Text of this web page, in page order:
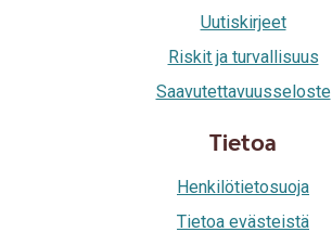
Uutiskirjeet
Riskit ja turvallisuus
Saavutettavuusseloste
Tietoa
Henkilötietosuoja
Tietoa evästeistä